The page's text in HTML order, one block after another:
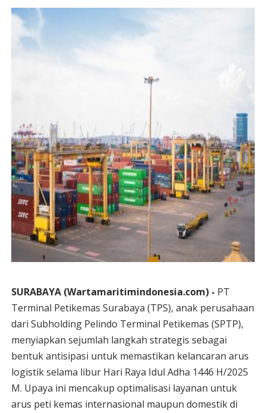
SURABAYA (Wartamaritimindonesia.com) - PT
Terminal Petikemas Surabaya (TPS), anak perusahaan
dari Subholding Pelindo Terminal Petikemas (SPTP),
menyiapkan sejumlah langkah strategis sebagai
bentuk antisipasi untuk memastikan kelancaran arus
logistik selama libur Hari Raya Idul Adha 1446 H/2025
M. Upaya ini mencakup optimalisasi layanan untuk
arus peti kemas internasional maupun domestik di